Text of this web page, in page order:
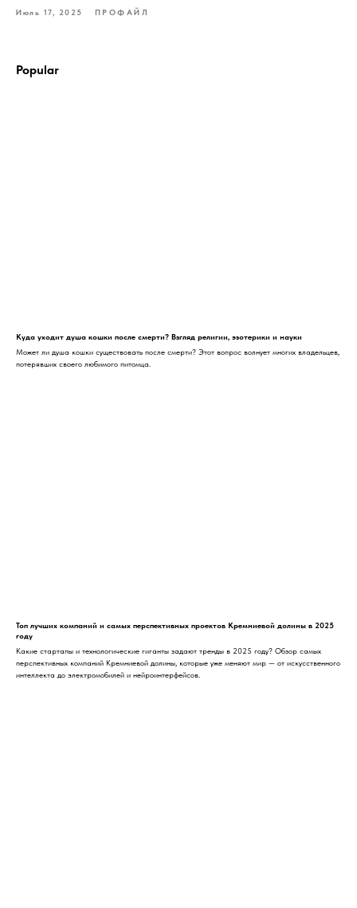
Июль 17, 2025 ПРОФАЙЛ
Popular
Куда уходит душа кошки после смерти? Взгляд религии, эзотерики и науки
Может ли душа кошки существовать после смерти? Этот вопрос волнует многих владельцев,
потерявших своего любимого питомца.
Топ лучших компаний и самых перспективных проектов Кремниевой долины в 2025
году
Какие стартапы и технологические гиганты задают тренды в 2025 году? Обзор самых
перспективных компаний Кремниевой долины, которые уже меняют мир — от искусственного
интеллекта до электромобилей и нейроинтерфейсов.